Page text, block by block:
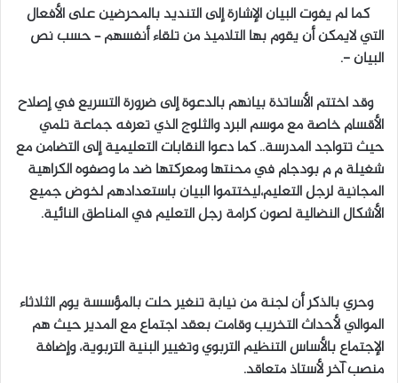
كما لم يفوت البيان الإشارة إلى التنديد بالمحرضين على الأفعال
التي لايمكن أن يقوم بها التلاميذ من تلقاء أنفسهم – حسب نص
البيان -.
وقد اختتم الأساتذة بيانهم بالدعوة إلى ضرورة التسريع في إصلاح
الأقسام خاصة مع موسم البرد والثلوج الذي تعرفه جماعة تلمي
حيث تتواجد المدرسة.. كما دعوا النقابات التعليمية إلى التضامن مع
شغيلة م م بودجام في محنتها ومعركتها ضد ما وصفوه الكراهية
المجانية لرجل التعليم،ليختتموا البيان باستعدادهم لخوض جميع
الأشكال النضالية لصون كرامة رجل التعليم في المناطق النائية.
وحري بالذكر أن لجنة من نيابة تنغير حلت بالمؤسسة يوم الثلاثاء
الموالي لأحداث التخريب وقامت بعقد اجتماع مع المدير حيث هم
الإجتماع بالأساس التنظيم التربوي وتغيير البنية التربوية، وإضافة
منصب آخر لأستاذ متعاقد.